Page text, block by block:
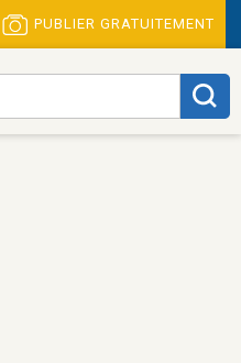
PUBLIER GRATUITEMENT